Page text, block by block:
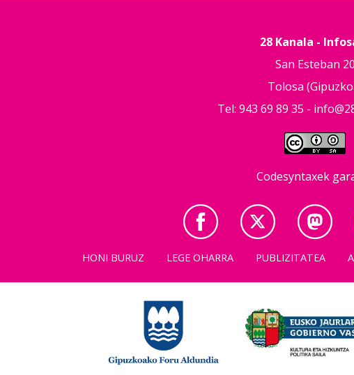
28 Kanala -
San Esteban 20
Tolosa
Tel: 943 69 89 35 -
Codesyntaxek
HONI BURUZ LEGE OHARRA PUBLIZITATEA